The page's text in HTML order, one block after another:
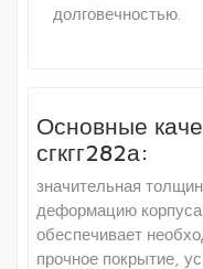
долговечностью.
Основные
сгкгг282а:
значительная
деформацию корпуса,
обеспечивает
прочное покрытие,